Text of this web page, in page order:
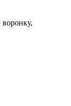
воронку,